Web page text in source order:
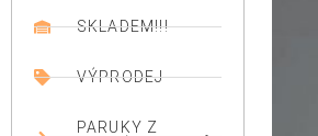
SKLADEM!!!
VÝPRODEJ
PARUKY Z